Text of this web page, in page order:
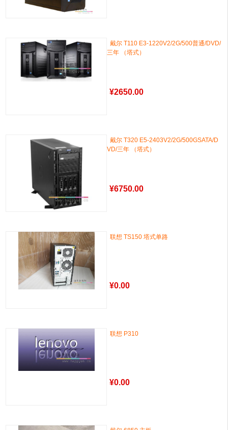
戴尔 T110 E3-1220V2/2G/500普通/DVD/
三年 （塔式）
¥2650.00
戴尔 T320 E5-2403V2/2G/500GSATA/D
VD/三年 （塔式）
¥6750.00
联想 TS150 塔式单路
¥0.00
联想 P310
¥0.00